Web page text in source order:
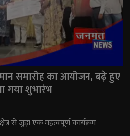
समारोह का आयोजन, बढ़े हुए
गया शुभारंभ
से जुड़ा एक महत्वपूर्ण कार्यक्रम